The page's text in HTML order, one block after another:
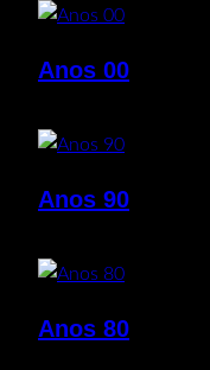
Anos 00
Anos 90
Anos 80